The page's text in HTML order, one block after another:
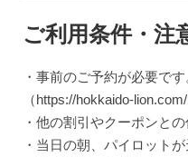
ご利用条件・注
・事前のご予約が必要で
（https://hokkaido-
・他の割引やクーポンと
・当日の朝、パイロット